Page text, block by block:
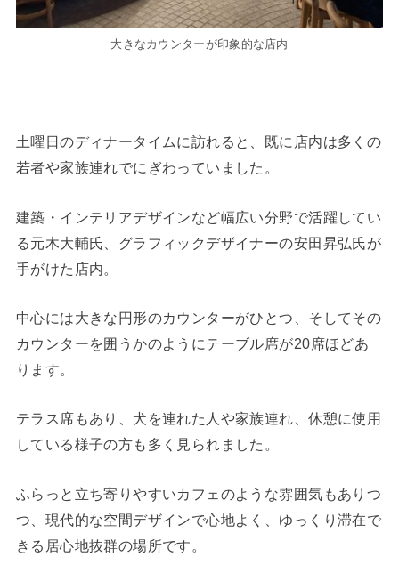
大きなカウンターが印象的な店内
土曜日のディナータイムに訪れると、既に店内は多くの
若者や家族連れでにぎわっていました。
建築・インテリアデザインなど幅広い分野で活躍してい
る元木大輔氏、グラフィックデザイナーの安田昇弘氏が
手がけた店内。
中心には大きな円形のカウンターがひとつ、そしてその
カウンターを囲うかのようにテーブル席が20席ほどあ
ります。
テラス席もあり、犬を連れた人や家族連れ、休憩に使用
している様子の方も多く見られました。
ふらっと立ち寄りやすいカフェのような雰囲気もありつ
つ、現代的な空間デザインで心地よく、ゆっくり滞在で
きる居心地抜群の場所です。